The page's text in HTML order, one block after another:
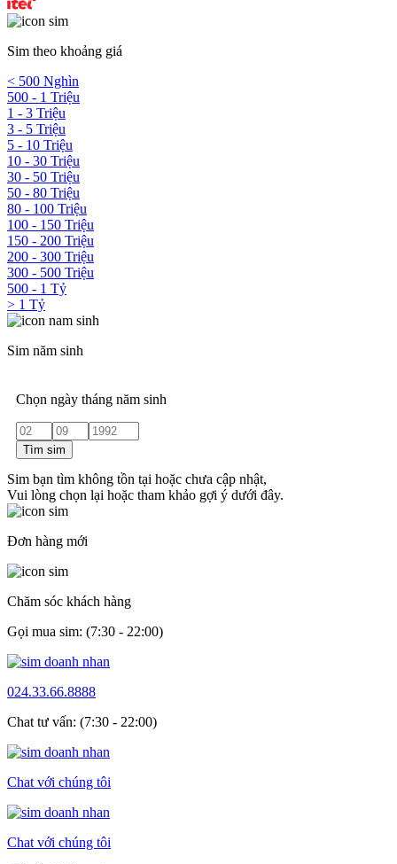
Sim theo khoảng giá
< 500 Nghìn
500 - 1 Triệu
1 - 3 Triệu
3 - 5 Triệu
5 - 10 Triệu
10 - 30 Triệu
30 - 50 Triệu
50 - 80 Triệu
80 - 100 Triệu
100 - 150 Triệu
150 - 200 Triệu
200 - 300 Triệu
300 - 500 Triệu
500 - 1 Tỷ
> 1 Tỷ
Sim năm sinh
Chọn ngày tháng năm sinh
Tìm sim
Sim bạn tìm không tồn tại hoặc chưa cập nhật,
Vui lòng chọn lại hoặc tham khảo gợi ý dưới đây.
Đơn hàng mới
Chăm sóc khách hàng
Gọi mua sim: (7:30 - 22:00)
024.33.66.8888
Chat tư vấn: (7:30 - 22:00)
Chat với chúng tôi
Chat với chúng tôi